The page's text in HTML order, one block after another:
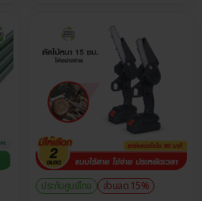
ประกันศูนย์ไทย
ส่วนลด 15%